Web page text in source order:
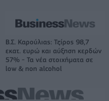
Β.Σ. Καρούλιας: Τζίρος 98,7
εκατ. ευρώ και αύξηση κερδών
57% - Τα νέα στοιχήματα σε
low & non alcohol